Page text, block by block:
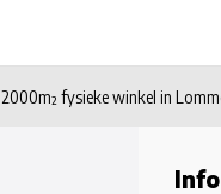
2000m² fysieke winkel in